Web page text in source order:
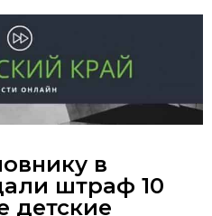
в
штраф 10
детские